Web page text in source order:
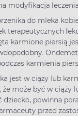
modyfikacja
do mleka
terapeutycznych
karmione piersią
karmienia
jest w ciąży lub
że może być w ciąży
dziecko, powinna
przed